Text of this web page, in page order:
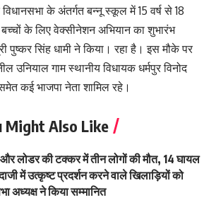
विधानसभा के अंतर्गत बन्नू स्कूल में 15 वर्ष से 18
के लिए वेक्सीनेशन अभियान का शुभारंभ
पुष्कर सिंह धामी ने किया। रहा है। इस मौके पर
उनियाल गाम स्थानीय विधायक धर्मपुर विनोद
कई भाजपा नेता शामिल रहे।
Might Also Like
लोडर की टक्कर में तीन लोगों की मौत, 14 घायल
में उत्कृष्ट प्रदर्शन करने वाले खिलाड़ियों को
अध्यक्ष ने किया सम्मानित